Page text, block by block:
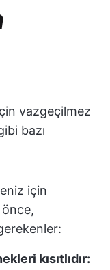
vazgeçilmez
bazı
için
kısıtlıdır: